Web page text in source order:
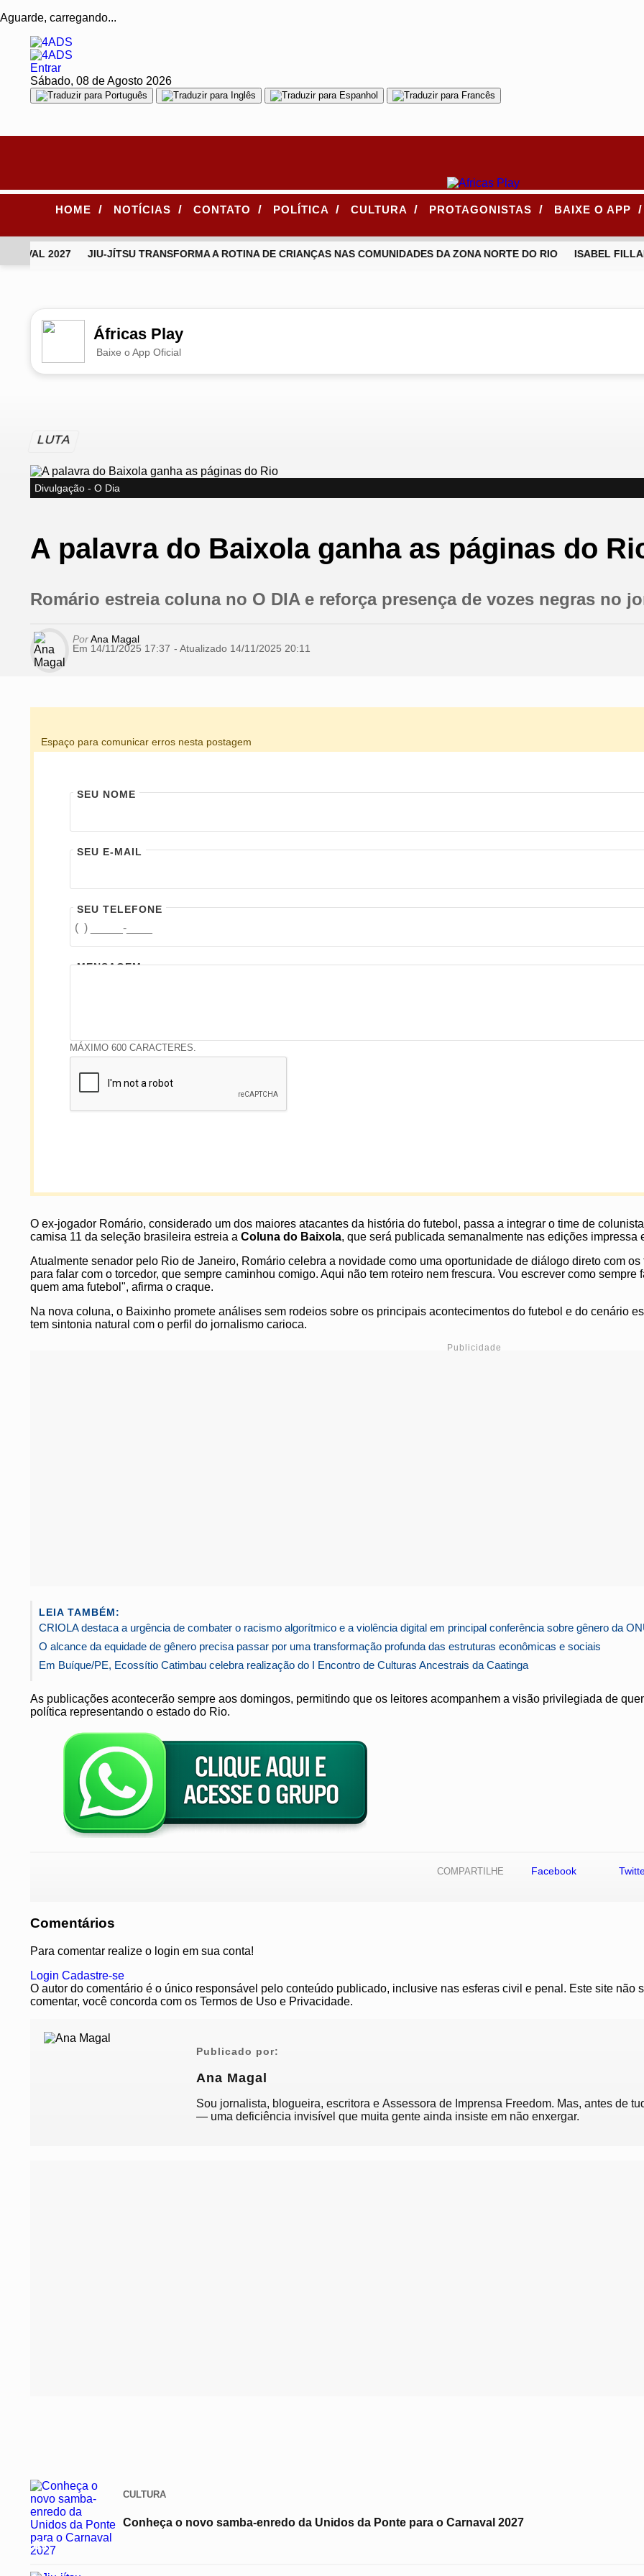
Aguarde, carregando...
Entrar
Sábado, 08 de Agosto 2026
HOME / NOTÍCIAS / CONTATO / POLÍTICA / CULTURA / PROTAGONISTAS / BAIXE O APP /
2027 JIU-JÍTSU TRANSFORMA A ROTINA DE CRIANÇAS NAS COMUNIDADES DA ZONA NORTE DO RIO ISABEL
Áfricas Play
Baixe o App Oficial
LUTA
Divulgação - O Dia
A palavra do Baixola ganha as páginas do
Romário estreia coluna no O DIA e reforça presença de vozes negras no
PorAna Magal
Em 14/11/2025 17:37 - Atualizado 14/11/2025 20:11
Espaço para comunicar erros nesta postagem
SEU NOME
SEU E-MAIL
SEU TELEFONE
MENSAGEM
MÁXIMO 600 CARACTERES.
O ex-jogador Romário, considerado um dos maiores atacantes da história do futebol, passa a integrar o time de
camisa 11 da seleção brasileira estreia a Coluna do Baixola, que será publicada semanalmente nas edições impressa
Atualmente senador pelo Rio de Janeiro, Romário celebra a novidade como uma oportunidade de diálogo direto com
para falar com o torcedor, que sempre caminhou comigo. Aqui não tem roteiro nem frescura. Vou escrever como
quem ama futebol", afirma o craque.
Na nova coluna, o Baixinho promete análises sem rodeios sobre os principais acontecimentos do futebol e do cenário
tem sintonia natural com o perfil do jornalismo carioca.
Publicidade
LEIA TAMBÉM:
CRIOLA destaca a urgência de combater o racismo algorítmico e a violência digital em principal conferência sobre gênero da
O alcance da equidade de gênero precisa passar por uma transformação profunda das estruturas econômicas e sociais
Em Buíque/PE, Ecossítio Catimbau celebra realização do I Encontro de Culturas Ancestrais da Caatinga
As publicações acontecerão sempre aos domingos, permitindo que os leitores acompanhem a visão privilegiada de
política representando o estado do Rio.
COMPARTILHE Facebook
Comentários
Para comentar realize o login em sua conta!
Login Cadastre-se
O autor do comentário é o único responsável pelo conteúdo publicado, inclusive nas esferas civil e penal. Este site não
comentar, você concorda com os Termos de Uso e Privacidade.
Publicado por:
Ana Magal
Sou jornalista, blogueira, escritora e Assessora de Imprensa Freedom. Mas, antes de
— uma deficiência invisível que muita gente ainda insiste em não enxergar.
01
CULTURA
Conheça o novo samba-enredo da Unidos da Ponte para o Carnaval 2027